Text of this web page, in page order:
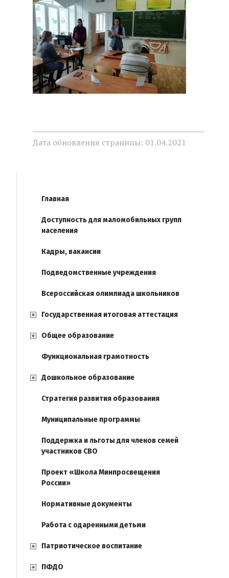
Дата обновления страницы: 01.04.2021
Главная
Доступность для маломобильных групп
населения
Кадры, вакансии
Подведомственные учреждения
Всероссийская олимпиада школьников
Государственная итоговая аттестация
Общее образование
Функциональная грамотность
Дошкольное образование
Стратегия развития образования
Муниципальные программы
Поддержка и льготы для членов семей
участников СВО
Проект «Школа Минпросвещения
России»
Нормативные документы
Работа с одаренными детьми
Патриотическое воспитание
ПФДО